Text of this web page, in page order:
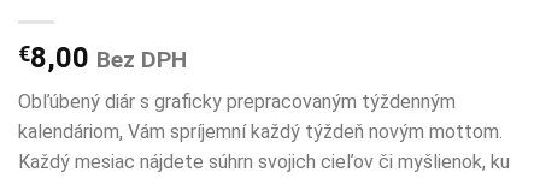
€8,00 Bez DPH
Obľúbený diár s graficky prepracovaným týždenným
kalendáriom, Vám spríjemní každý týždeň novým mottom.
Každý mesiac nájdete súhrn svojich cieľov či myšlienok, ku